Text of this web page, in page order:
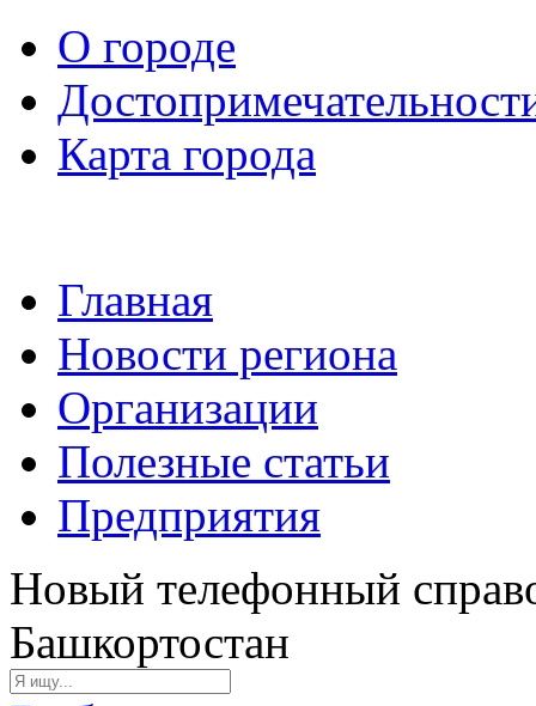
О городе
Карта города
Главная
Новости региона
Организации
Полезные статьи
Предприятия
Новый телефонный
Башкортостан